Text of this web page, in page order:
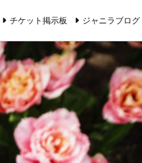
チケット掲示板 ジャニラブログ